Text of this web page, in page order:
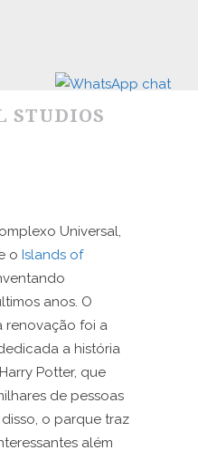
STUDIOS
Universal,
o Islands of
anos. O
renovação foi a
a história
Potter, que
de pessoas
o parque traz
além